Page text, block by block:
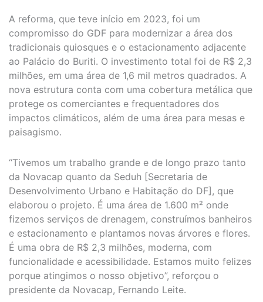
A reforma, que teve início em 2023, foi um
compromisso do GDF para modernizar a área dos
tradicionais quiosques e o estacionamento adjacente
ao Palácio do Buriti. O investimento total foi de R$ 2,3
milhões, em uma área de 1,6 mil metros quadrados. A
nova estrutura conta com uma cobertura metálica que
protege os comerciantes e frequentadores dos
impactos climáticos, além de uma área para mesas e
paisagismo.
“Tivemos um trabalho grande e de longo prazo tanto
da Novacap quanto da Seduh [Secretaria de
Desenvolvimento Urbano e Habitação do DF], que
elaborou o projeto. É uma área de 1.600 m² onde
fizemos serviços de drenagem, construímos banheiros
e estacionamento e plantamos novas árvores e flores.
É uma obra de R$ 2,3 milhões, moderna, com
funcionalidade e acessibilidade. Estamos muito felizes
porque atingimos o nosso objetivo”, reforçou o
presidente da Novacap, Fernando Leite.